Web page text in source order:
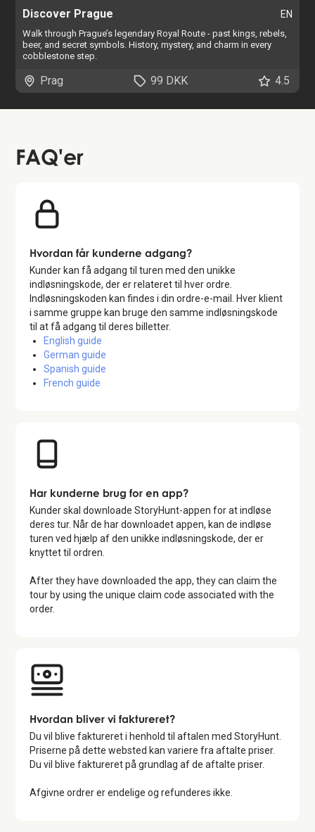
Discover Prague EN
Walk through Prague’s legendary Royal Route - past kings, rebels,
beer, and secret symbols. History, mystery, and charm in every
cobblestone step.
Prag 99 DKK 4.5
FAQ'er
Hvordan får kunderne adgang?
Kunder kan få adgang til turen med den unikke
indløsningskode, der er relateret til hver ordre.
Indløsningskoden kan findes i din ordre-e-mail. Hver klient
i samme gruppe kan bruge den samme indløsningskode
til at få adgang til deres billetter.
English guide
German guide
Spanish guide
French guide
Har kunderne brug for en app?
Kunder skal downloade StoryHunt-appen for at indløse
deres tur. Når de har downloadet appen, kan de indløse
turen ved hjælp af den unikke indløsningskode, der er
knyttet til ordren.
After they have downloaded the app, they can claim the
tour by using the unique claim code associated with the
order.
Hvordan bliver vi faktureret?
Du vil blive faktureret i henhold til aftalen med StoryHunt.
Priserne på dette websted kan variere fra aftalte priser.
Du vil blive faktureret på grundlag af de aftalte priser.
Afgivne ordrer er endelige og refunderes ikke.